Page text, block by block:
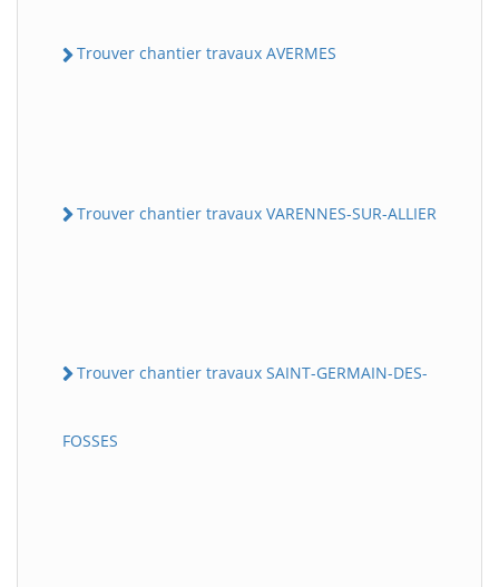
Trouver chantier travaux AVERMES
Trouver chantier travaux VARENNES-SUR-ALLIER
Trouver chantier travaux SAINT-GERMAIN-DES-
FOSSES